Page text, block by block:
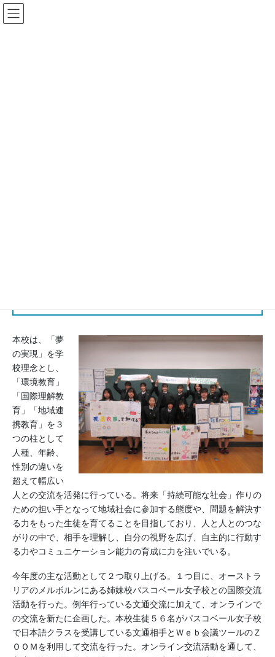
コ
ン
ナ
ビ
本校は、「夢
の実現」を学
校理念とし、
「環境教育」
「国際理解教
育」「地域連
携教育」を３
つの柱として
人種、年齢、
性別の違いを
超えて幅広い
人との交流を活発に行っている。将来「持続可能な社会」作りの
ための担い手となって地域社会に参加する態度や、問題を解決す
る力をもった生徒を育てることを目指しており、人と人とのつな
がりの中で、相手を理解し、自分の視野を広げ、自主的に行動す
る力やコミュニケーション能力の育成に力を注いでいる。
今年度の主な活動として２つ取り上げる。１つ目に、オーストラ
リアのメルボルンにある姉妹校パスコベール女子校との国際交流
活動を行った。例年行っている文通交流に加えて、オンラインで
の交流を新たに企画した。本校生徒５６名がパスコベール女子校
で日本語クラスを受講している文通相手とＷｅｂ会議ツールのＺ
ＯＯＭを利用して交流を行った。オンライン交流活動を通して、